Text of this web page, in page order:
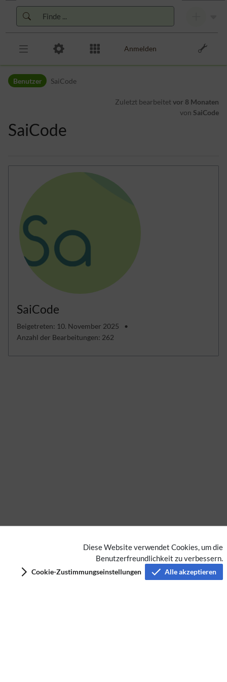
Diese Website verwendet Cookies, um die
Benutzerfreundlichkeit zu verbessern.
Cookie-Zustimmungseinstellungen Alle akzeptieren
Zur Kopfleiste
Zur Hauptnavigation
Zu den Seitenwerkzeugen
Anmelden
Benutzer SaiCode
Zuletzt bearbeitetvor 8 Monaten
von SaiCode
SaiCode
SaiCode
Beigetreten: 10. November 2025
Anzahl der Bearbeitungen: 262
Keine Kategorien vergeben